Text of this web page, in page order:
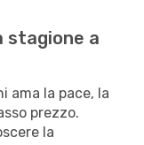
stagione a
ama la pace, la
prezzo.
la